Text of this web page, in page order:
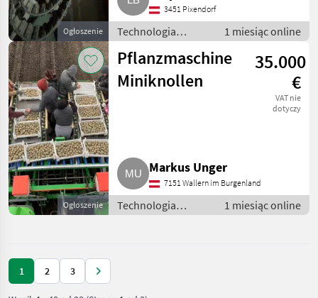
Ogłoszenie
3451 Pixendorf
Technologia
ziemniaczana /
Inne rozwiązania
technologiczne dla
ziemniaków
1 miesiąc online
Ogłoszenie
Pflanzmaschine
Miniknollen
35.000
€
VAT nie
dotyczy
Markus Unger
7151 Wallern im Burgenland
Technologia
ziemniaczana /
1 miesiąc online
1 2 3